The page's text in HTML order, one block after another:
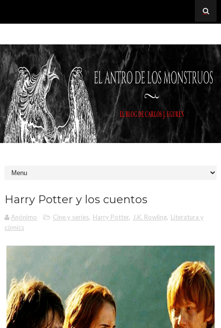
Harry Potter y los cuentos
Anónimo Cine y series, Harry Potter, J.K. Rowling, Literatura y
cómics